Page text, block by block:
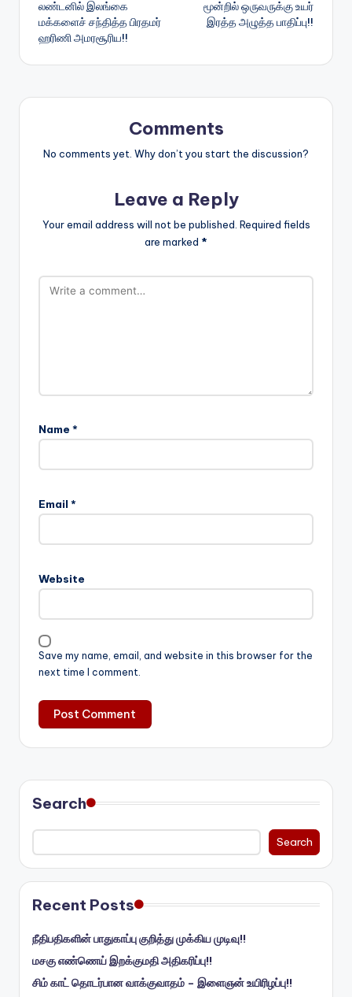
navigation
லண்டனில் இலங்கை
மக்களைச் சந்தித்த பிரதமர்
ஹரிணி அமரசூரிய!!
மூன்றில் ஒருவருக்கு உயர்
இரத்த அழுத்த பாதிப்பு!!
Comments
No comments yet. Why don’t you start the discussion?
Leave a Reply
Your email address will not be published. Required fields
are marked *
Name *
Email *
Website
Save my name, email, and website in this browser for the
next time I comment.
Search
Search
Recent Posts
நீதிபதிகளின் பாதுகாப்பு குறித்து முக்கிய முடிவு!!
மசகு எண்ணெய் இறக்குமதி அதிகரிப்பு!!
சிம் காட் தொடர்பான வாக்குவாதம் – இளைஞன் உயிரிழப்பு!!